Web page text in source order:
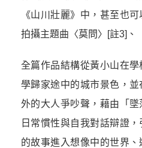
《山川壯麗》中，甚至也
拍攝主題曲〈莫問〉
[註3] 、
全篇作品結構從黃小山在
學歸家途中的城市景色，
外的大人爭吵聲，藉由「
日常慣性與自我對話辯證，
的故事進入想像中的世界